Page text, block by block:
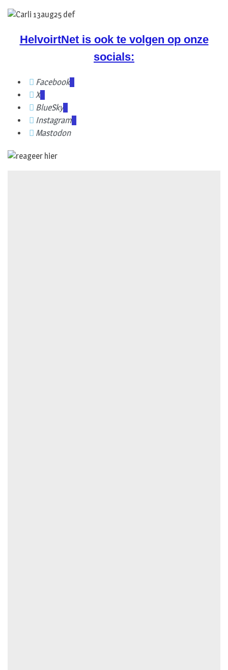
HelvoirtNet is ook te volgen op onze
socials:
Facebook
X
BlueSky
Instagram
Mastodon